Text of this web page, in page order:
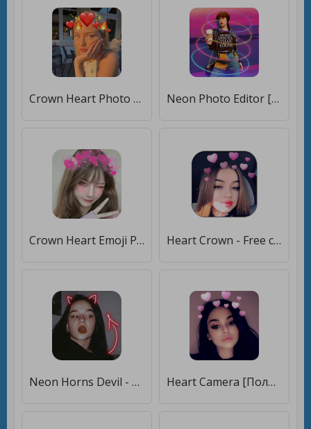
Crown Heart Photo Editor [Без рекламы] Neon Photo Editor [Premium]
Crown Heart Emoji Photo Editor [Полная версия] Heart Crown - Free cute & funny motion sticker [Unlocked]
Neon Horns Devil - Neon Devil Crown Photo Editor [Premium] Heart Camera [Полная версия]